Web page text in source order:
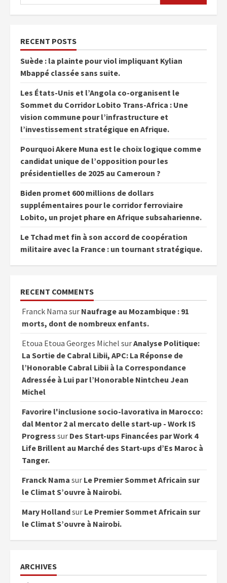
RECENT POSTS
Suède : la plainte pour viol impliquant Kylian
Mbappé classée sans suite.
Les États-Unis et l’Angola co-organisent le
Sommet du Corridor Lobito Trans-Africa : Une
vision commune pour l’infrastructure et
l’investissement stratégique en Afrique.
Pourquoi Akere Muna est le choix logique comme
candidat unique de l’opposition pour les
présidentielles de 2025 au Cameroun ?
Biden promet 600 millions de dollars
supplémentaires pour le corridor ferroviaire
Lobito, un projet phare en Afrique subsaharienne.
Le Tchad met fin à son accord de coopération
militaire avec la France : un tournant stratégique.
RECENT COMMENTS
Franck Nama sur Naufrage au Mozambique : 91
morts, dont de nombreux enfants.
Etoua Etoua Georges Michel surAnalyse Politique:
La Sortie de Cabral Libii, APC: La Réponse de
l’Honorable Cabral Libii à la Correspondance
Adressée à Lui par l’Honorable Nintcheu Jean
Michel
Favorire l'inclusione socio-lavorativa in Marocco:
dal Mentor 2 al mercato delle start-up - Work IS
Progress sur Des Start-ups Financées par Work 4
Life Brillent au Marché des Start-ups d’Es Maroc à
Tanger.
Franck Nama sur Le Premier Sommet Africain sur
le Climat S’ouvre à Nairobi.
Mary Hollandsur Le Premier Sommet Africain sur
le Climat S’ouvre à Nairobi.
ARCHIVES